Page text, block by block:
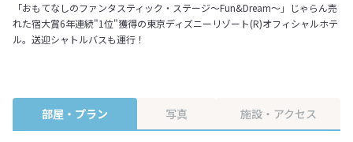
「おもてなしのファンタスティック・ステージ～Fun&Dream～」じゃらん売
れた宿大賞6年連続"1位"獲得の東京ディズニーリゾート(R)オフィシャルホテ
ル。送迎シャトルバスも運行！
部屋・プラン 写真 施設・アクセス